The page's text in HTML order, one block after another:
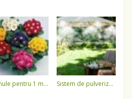
pentru 1 martie 3,5 lei / ghiveci !!!! sistem de pulverizare a apei